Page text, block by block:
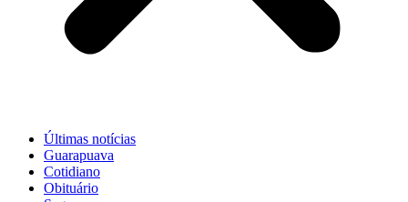
Últimas notícias
Guarapuava
Cotidiano
Obituário